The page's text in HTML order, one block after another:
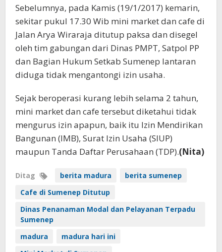
Sebelumnya, pada Kamis (19/1/2017) kemarin,
sekitar pukul 17.30 Wib mini market dan cafe di
Jalan Arya Wiraraja ditutup paksa dan disegel
oleh tim gabungan dari Dinas PMPT, Satpol PP
dan Bagian Hukum Setkab Sumenep lantaran
diduga tidak mengantongi izin usaha.
Sejak beroperasi kurang lebih selama 2 tahun,
mini market dan cafe tersebut diketahui tidak
mengurus izin apapun, baik itu Izin Mendirikan
Bangunan (IMB), Surat Izin Usaha (SIUP)
maupun Tanda Daftar Perusahaan (TDP).(Nita)
Ditag berita madura
berita sumenep
Cafe di Sumenep Ditutup
Dinas Penanaman Modal dan Pelayanan Terpadu
Sumenep
madura
madura hari ini